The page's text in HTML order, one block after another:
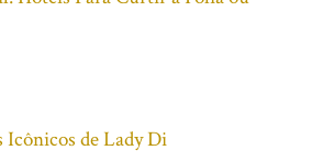
Icônicos de Lady Di